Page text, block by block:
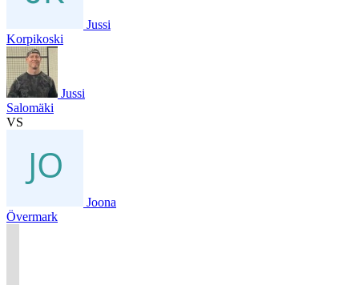
Jussi
Korpikoski
Jussi
Salomäki
VS
Joona
Övermark